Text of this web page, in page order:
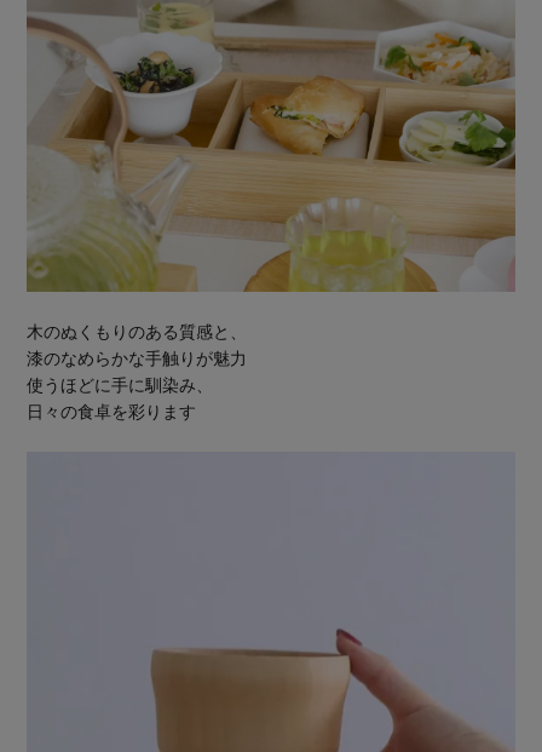
木のぬくもりのある質感と、
漆のなめらかな手触りが魅力
使うほどに手に馴染み、
日々の食卓を彩ります